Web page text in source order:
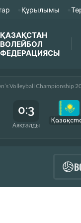
Құрылымы
ҚАЗАҚСТАН
ВОЛЕЙБОЛ
ФЕДЕРАЦИЯСЫ
Volleyball Championship
0:3
Аяқталды